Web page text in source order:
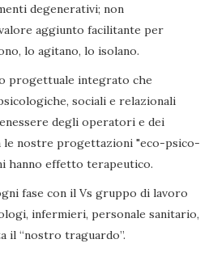
degenerativi; non
aggiunto facilitante per
lo agitano, lo isolano.
progettuale integrato che
sociali e relazionali
degli operatori e dei
le nostre progettazioni "eco-psico-
hanno effetto terapeutico.
fase con il Vs gruppo di lavoro
infermieri, personale sanitario,
il “nostro traguardo”.